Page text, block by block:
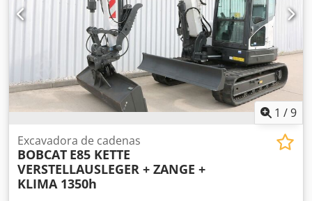
1 /9
Excavadora de cadenas
BOBCAT E85 KETTE
VERSTELLAUSLEGER + ZANGE +
KLIMA 1350h